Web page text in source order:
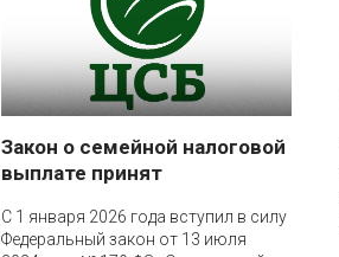
рекомендуется использовать
форму расчёта из письма ФНС
России от 22 декабря 2025 года №
БС-4-11/11504@
Закон о семейной налоговой
выплате принят
С 1 января 2026 года вступил в силу
Федеральный закон от 13 июля